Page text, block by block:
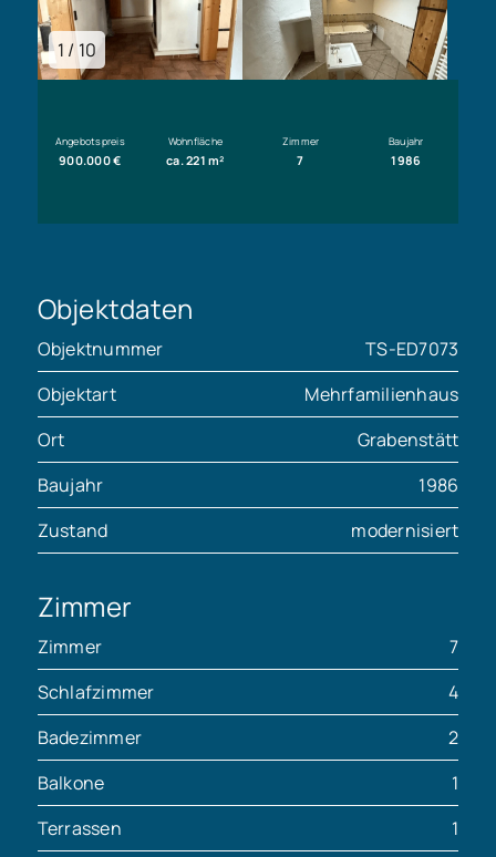
1 / 10
Angebotspreis
900.000 €
Wohnfläche
ca. 221 m²
Zimmer
7
Baujahr
1986
Objektdaten
Objektnummer
TS-ED7073
Objektart
Mehrfamilienhaus
Ort
Grabenstätt
Baujahr
1986
Zustand
modernisiert
Zimmer
Zimmer
7
Schlafzimmer
4
Badezimmer
2
Balkone
1
Terrassen
1